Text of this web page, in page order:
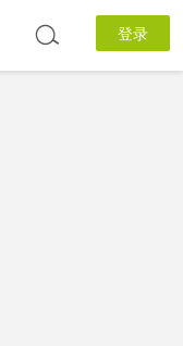
登录